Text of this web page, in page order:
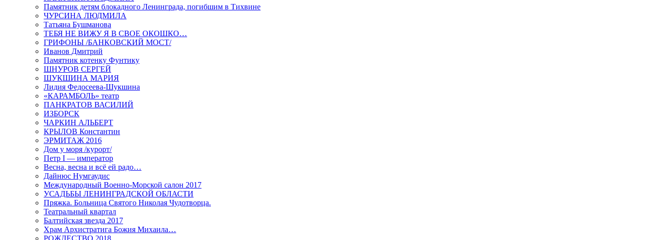
Памятник детям блокадного Ленинграда, погибшим в Тихвине
ЧУРСИНА ЛЮДМИЛА
Татьяна Бушманова
ТЕБЯ НЕ ВИЖУ Я В СВОЕ ОКОШКО…
ГРИФОНЫ /БАНКОВСКИЙ МОСТ/
Иванов Дмитрий
Памятник котенку Фунтику
ШНУРОВ СЕРГЕЙ
ШУКШИНА МАРИЯ
Лидия Федосеева-Шукшина
«КАРАМБОЛЬ» театр
ПАНКРАТОВ ВАСИЛИЙ
ИЗБОРСК
ЧАРКИН АЛЬБЕРТ
КРЫЛОВ Константин
ЭРМИТАЖ 2016
Дом у моря /курорт/
Петр I — император
Весна, весна и всё ей радо…
Дайнюс Нумгаудис
Международный Военно-Морской салон 2017
УСАДЬБЫ ЛЕНИНГРАДСКОЙ ОБЛАСТИ
Пряжка. Больница Святого Николая Чудотворца.
Театральный квартал
Балтийская звезда 2017
Храм Архистратига Божия Михаила…
РОЖДЕСТВО 2018